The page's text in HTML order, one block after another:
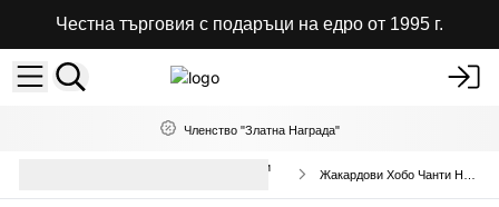
Честна търговия с подаръци на едро от 1995 г.
Членство "Златна Награда"
Висококачествени чанти и раници